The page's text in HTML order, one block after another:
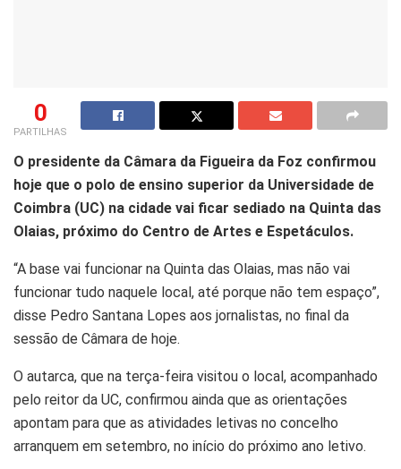
0
PARTILHAS
O presidente da Câmara da Figueira da Foz confirmou
hoje que o polo de ensino superior da Universidade de
Coimbra (UC) na cidade vai ficar sediado na Quinta das
Olaias, próximo do Centro de Artes e Espetáculos.
“A base vai funcionar na Quinta das Olaias, mas não vai
funcionar tudo naquele local, até porque não tem espaço”,
disse Pedro Santana Lopes aos jornalistas, no final da
sessão de Câmara de hoje.
O autarca, que na terça-feira visitou o local, acompanhado
pelo reitor da UC, confirmou ainda que as orientações
apontam para que as atividades letivas no concelho
arranquem em setembro, no início do próximo ano letivo.